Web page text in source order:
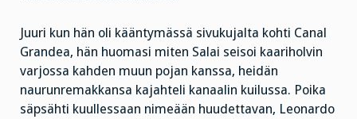
Juuri kun hän oli kääntymässä sivukujalta kohti Canal
Grandea, hän huomasi miten Salai seisoi kaariholvin
varjossa kahden muun pojan kanssa, heidän
naurunremakkansa kajahteli kanaalin kuilussa. Poika
säpsähti kuullessaan nimeään huudettavan, Leonardo